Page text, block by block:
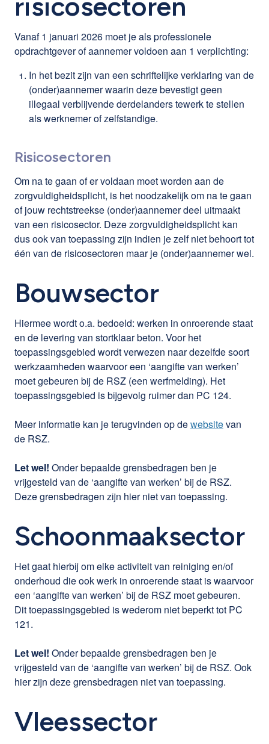
risicosectoren
Vanaf 1 januari 2026 moet je als professionele
opdrachtgever of aannemer voldoen aan 1 verplichting:
In het bezit zijn van een schriftelijke verklaring van de
(onder)aannemer waarin deze bevestigt geen
illegaal verblijvende derdelanders tewerk te stellen
als werknemer of zelfstandige.
Risicosectoren
Om na te gaan of er voldaan moet worden aan de
zorgvuldigheidsplicht, is het noodzakelijk om na te gaan
of jouw rechtstreekse (onder)aannemer deel uitmaakt
van een risicosector. Deze zorgvuldigheidsplicht kan
dus ook van toepassing zijn indien je zelf niet behoort tot
één van de risicosectoren maar je (onder)aannemer wel.
Bouwsector
Hiermee wordt o.a. bedoeld: werken in onroerende staat
en de levering van stortklaar beton. Voor het
toepassingsgebied wordt verwezen naar dezelfde soort
werkzaamheden waarvoor een ‘aangifte van werken’
moet gebeuren bij de RSZ (een werfmelding). Het
toepassingsgebied is bijgevolg ruimer dan PC 124.
Meer informatie kan je terugvinden op dewebsitevan
de RSZ.
Let wel! Onder bepaalde grensbedragen ben je
vrijgesteld van de ‘aangifte van werken’ bij de RSZ.
Deze grensbedragen zijn hier niet van toepassing.
Schoonmaaksector
Het gaat hierbij om elke activiteit van reiniging en/of
onderhoud die ook werk in onroerende staat is waarvoor
een ‘aangifte van werken’ bij de RSZ moet gebeuren.
Dit toepassingsgebied is wederom niet beperkt tot PC
121.
Let wel! Onder bepaalde grensbedragen ben je
vrijgesteld van de ‘aangifte van werken’ bij de RSZ. Ook
hier zijn deze grensbedragen niet van toepassing.
Vleessector